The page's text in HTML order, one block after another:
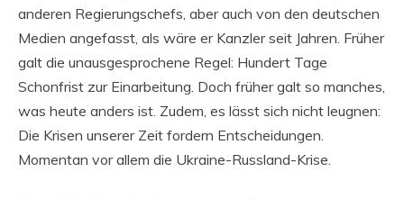
anderen Regierungschefs, aber auch von den deutschen
Medien angefasst, als wäre er Kanzler seit Jahren. Früher
galt die unausgesprochene Regel: Hundert Tage
Schonfrist zur Einarbeitung. Doch früher galt so manches,
was heute anders ist. Zudem, es lässt sich nicht leugnen:
Die Krisen unserer Zeit fordern Entscheidungen.
Momentan vor allem die Ukraine-Russland-Krise.